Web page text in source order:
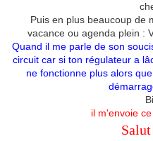
Puis en plus beaucoup de
vacance ou agenda plein :
Quand il me parle de son
circuit car si ton régulateur a
ne fonctionne plus alors
il m'envoie